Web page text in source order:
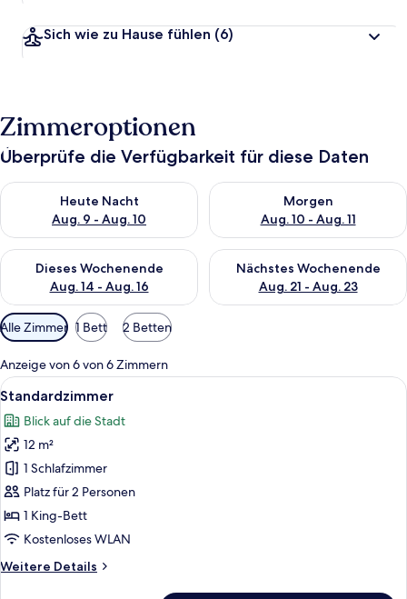
Sich wie zu Hause fühlen (6)
Zimmeroptionen
Überprüfe die Verfügbarkeit für diese Daten
Heute Nacht
Aug. 9 - Aug. 10
Überprüfe die Verfügbarkeit für heute Nacht, Aug. 9 - Aug.
Morgen
Aug. 10 - Aug. 11
Überprüfe die Verfügbarkeit
Dieses Wochenende
Aug. 14 - Aug. 16
Überprüfe die Verfügbarkeit für dieses Wochenende, Aug. 14
Nächstes Wochenende
Aug. 21 - Aug. 23
Überprüfe die Verfügbarkeit
Verfügbare
Filter
für
Zimmer
Alle Zimmer 1 Bett 2 Betten
Anzeige von 6 von 6 Zimmern
Alle
Fotos
für
Standardzimmer
anzeigen
Ein modernes Hotelzimmer mit
3
Standardzimmer
Blick auf die Stadt
12 m²
1 Schlafzimmer
Platz für 2 Personen
1 King-Bett
Kostenloses WLAN
Weitere Details
Weitere